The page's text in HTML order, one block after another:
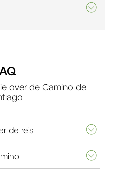
over de Camino de
de reis